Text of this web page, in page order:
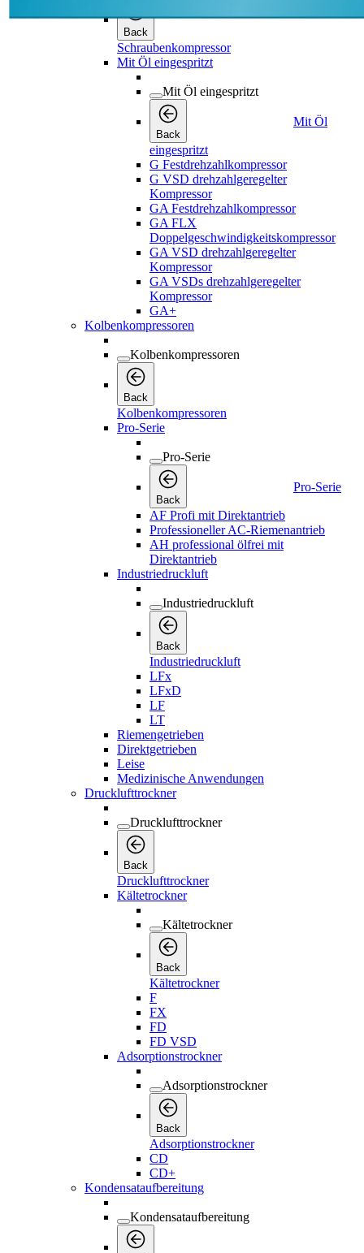
Back
Schraubenkompressor
Mit Öl eingespritzt
Mit Öl eingespritzt
Back
Mit Öl
eingespritzt
G Festdrehzahlkompressor
G VSD drehzahlgeregelter
Kompressor
GA Festdrehzahlkompressor
GA FLX
Doppelgeschwindigkeitskompressor
GA VSD drehzahlgeregelter
Kompressor
GA VSDs drehzahlgeregelter
Kompressor
GA+
Kolbenkompressoren
Kolbenkompressoren
Back
Kolbenkompressoren
Pro-Serie
Pro-Serie
Back
Pro-Serie
AF Profi mit Direktantrieb
Professioneller AC-Riemenantrieb
AH professional ölfrei mit
Direktantrieb
Industriedruckluft
Industriedruckluft
Back
Industriedruckluft
LFx
LFxD
LF
LT
Riemengetrieben
Direktgetrieben
Leise
Medizinische Anwendungen
Drucklufttrockner
Drucklufttrockner
Back
Drucklufttrockner
Kältetrockner
Kältetrockner
Back
Kältetrockner
F
FX
FD
FD VSD
Adsorptionstrockner
Adsorptionstrockner
Back
Adsorptionstrockner
CD
CD+
Kondensataufbereitung
Kondensataufbereitung